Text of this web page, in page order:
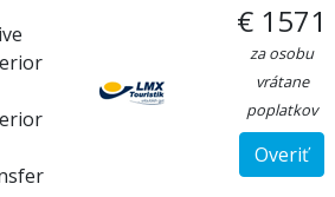
€ 1571
za osobu
vrátane
poplatkov
Overiť